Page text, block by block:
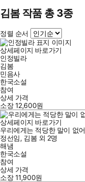
김봄 작품 총 3종
정렬 순서
상세페이지 바로가기
인정빌라
김봄
민음사
한국소설
참여
상세 가격
소장12,600원
상세페이지 바로가기
우리에게는 적당한 말이 없어
정선임, 김봄 외 2명
해냄
한국소설
참여
상세 가격
소장11,900원